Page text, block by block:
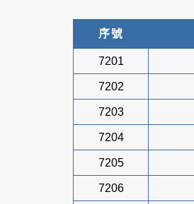
序號
7201
7202
7203
7204
7205
7206